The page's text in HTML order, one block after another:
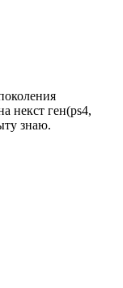
некст ген(ps4,
знаю.